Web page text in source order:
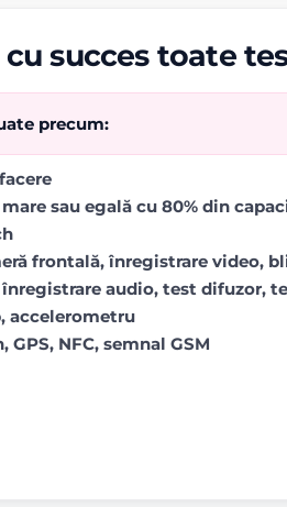
succes toate
precum:
sau egală cu 80% din
frontală, înregistrare video,
audio, test difuzor,
accelerometru
NFC, semnal GSM